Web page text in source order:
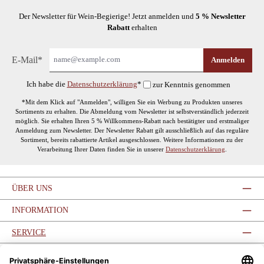
Der Newsletter für Wein-Begierige! Jetzt anmelden und 5 % Newsletter
Rabatterhalten
E-Mail* Anmelden
Ich habe die Datenschutzerklärung* zur Kenntnis genommen
*Mit dem Klick auf "Anmelden", willigen Sie ein Werbung zu Produkten unseres
Sortiments zu erhalten. Die Abmeldung vom Newsletter ist selbstverständlich jederzeit
möglich. Sie erhalten Ihren 5 % Willkommens-Rabatt nach bestätigter und erstmaliger
Anmeldung zum Newsletter. Der Newsletter Rabatt gilt ausschließlich auf das reguläre
Sortiment, bereits rabattierte Artikel ausgeschlossen. Weitere Informationen zu der
Verarbeitung Ihrer Daten finden Sie in unserer Datenschutzerklärung
ÜBER UNS
INFORMATION
SERVICE